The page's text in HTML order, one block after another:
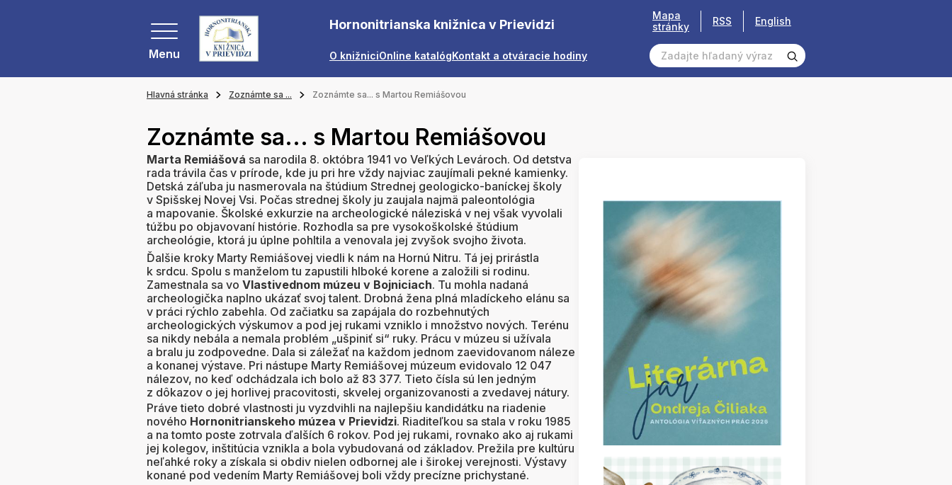
Menu
Hornonitrianska knižnica v Prievidzi
O knižniciOnline katalógKontakt a otváracie hodiny
Mapa
stránky
RSS English
Hlavná stránka Zoznámte sa ... Zoznámte sa... s Martou Remiášovou
Zoznámte sa... s Martou Remiášovou
Marta Remiášová sa narodila 8. októbra 1941 vo Veľkých Levároch. Od detstva
rada trávila čas v prírode, kde ju pri hre vždy najviac zaujímali pekné kamienky.
Detská záľuba ju nasmerovala na štúdium Strednej geologicko-baníckej školy
v Spišskej Novej Vsi. Počas strednej školy ju zaujala najmä paleontológia
a mapovanie. Školské exkurzie na archeologické náleziská v nej však vyvolali
túžbu po objavovaní histórie. Rozhodla sa pre vysokoškolské štúdium
archeológie, ktorá ju úplne pohltila a venovala jej zvyšok svojho života.
Ďalšie kroky Marty Remiášovej viedli k nám na Hornú Nitru. Tá jej prirástla
k srdcu. Spolu s manželom tu zapustili hlboké korene a založili si rodinu.
Zamestnala sa vo Vlastivednom múzeu v Bojniciach. Tu mohla nadaná
archeologička naplno ukázať svoj talent. Drobná žena plná mladíckeho elánu sa
v práci rýchlo zabehla. Od začiatku sa zapájala do rozbehnutých
archeologických výskumov a pod jej rukami vzniklo i množstvo nových. Terénu
sa nikdy nebála a nemala problém „ušpiniť si“ ruky. Prácu v múzeu si užívala
a bralu ju zodpovedne. Dala si záležať na každom jednom zaevidovanom náleze
a konanej výstave. Pri nástupe Marty Remiášovej múzeum evidovalo 12 047
nálezov, no keď odchádzala ich bolo až 83 377. Tieto čísla sú len jedným
z dôkazov o jej horlivej pracovitosti, skvelej organizovanosti a zvedavej nátury.
Práve tieto dobré vlastnosti ju vyzdvihli na najlepšiu kandidátku na riadenie
nového Hornonitrianskeho múzea v Prievidzi. Riaditeľkou sa stala v roku 1985
a na tomto poste zotrvala ďalších 6 rokov. Pod jej rukami, rovnako ako aj rukami
jej kolegov, inštitúcia vznikla a bola vybudovaná od základov. Prežila pre kultúru
neľahké roky a získala si obdiv nielen odbornej ale i širokej verejnosti. Výstavy
konané pod vedením Marty Remiášovej boli vždy precízne prichystané.